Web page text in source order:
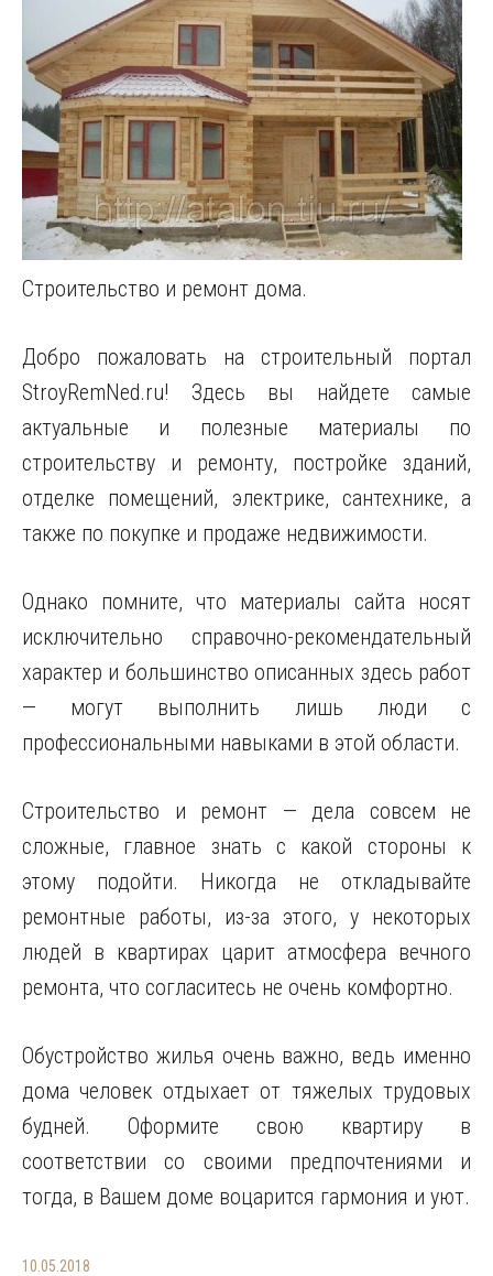
Строительство и ремонт дома.
Добро пожаловать на строительный портал
StroyRemNed.ru! Здесь вы найдете самые
актуальные и полезные материалы по
строительству и ремонту, постройке зданий,
отделке помещений, электрике, сантехнике, а
также по покупке и продаже недвижимости.
Однако помните, что материалы сайта носят
исключительно справочно-рекомендательный
характер и большинство описанных здесь работ
— могут выполнить лишь люди с
профессиональными навыками в этой области.
Строительство и ремонт — дела совсем не
сложные, главное знать с какой стороны к
этому подойти. Никогда не откладывайте
ремонтные работы, из-за этого, у некоторых
людей в квартирах царит атмосфера вечного
ремонта, что согласитесь не очень комфортно.
Обустройство жилья очень важно, ведь именно
дома человек отдыхает от тяжелых трудовых
будней. Оформите свою квартиру в
соответствии со своими предпочтениями и
тогда, в Вашем доме воцарится гармония и уют.
10.05.2018